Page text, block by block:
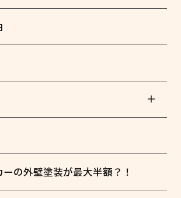
の外壁塗装が最大半額？！